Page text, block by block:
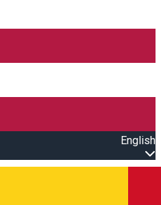
English